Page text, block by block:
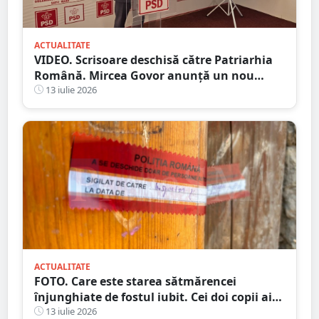
ACTUALITATE
VIDEO. Scrisoare deschisă către Patriarhia
Română. Mircea Govor anunță un nou
demers împotriva deputatului Adrian
Cozma
13 iulie 2026
ACTUALITATE
FOTO. Care este starea sătmărencei
înjunghiate de fostul iubit. Cei doi copii ai
femeii, luați în plasament
13 iulie 2026